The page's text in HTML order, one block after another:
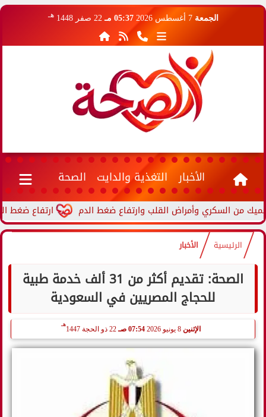
الجمعة 7 أغسطس 2026 05:37 مـ 22 صفر 1448 هـ
الأخبار التغذية والدايت الصحة
ارتفاع ضغط الدم
الرئيسية الأخبار
الصحة: تقديم أكثر من 31 ألف خدمة طبية
للحجاج المصريين في السعودية
الإثنين 8 يونيو 2026 07:54 صـ 22 ذو الحجة 1447
هـ